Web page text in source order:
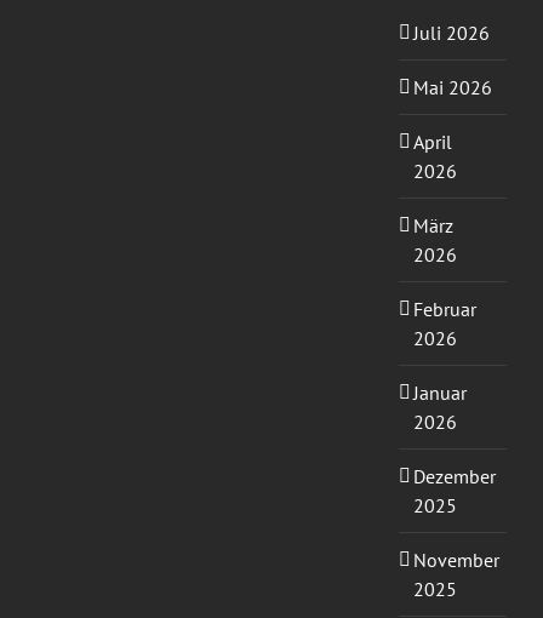
Juli 2026
Mai 2026
April
2026
März
2026
Februar
2026
Januar
2026
Dezember
2025
November
2025